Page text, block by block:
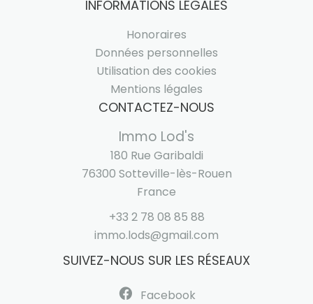
INFORMATIONS LÉGALES
Honoraires
Données personnelles
Utilisation des cookies
Mentions légales
CONTACTEZ-NOUS
Immo Lod's
180 Rue Garibaldi
76300 Sotteville-lès-Rouen
France
+33 2 78 08 85 88
immo.lods@gmail.com
SUIVEZ-NOUS SUR LES RÉSEAUX
Facebook